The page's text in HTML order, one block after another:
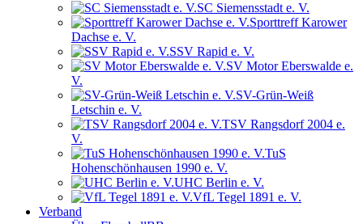
SC Siemensstadt e. V.
Sporttreff Karower
Dachse e. V.
SSV Rapid e. V.
SV Motor Eberswalde e.
V.
SV-Grün-Weiß
Letschin e. V.
TSV Rangsdorf 2004 e.
V.
TuS
Hohenschönhausen 1990 e. V.
UHC Berlin e. V.
VfL Tegel 1891 e. V.
Verband